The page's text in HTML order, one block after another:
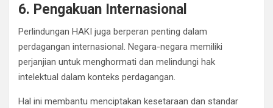
6. Pengakuan Internasional
Perlindungan HAKI juga berperan penting dalam
perdagangan internasional. Negara-negara memiliki
perjanjian untuk menghormati dan melindungi hak
intelektual dalam konteks perdagangan.
Hal ini membantu menciptakan kesetaraan dan standar